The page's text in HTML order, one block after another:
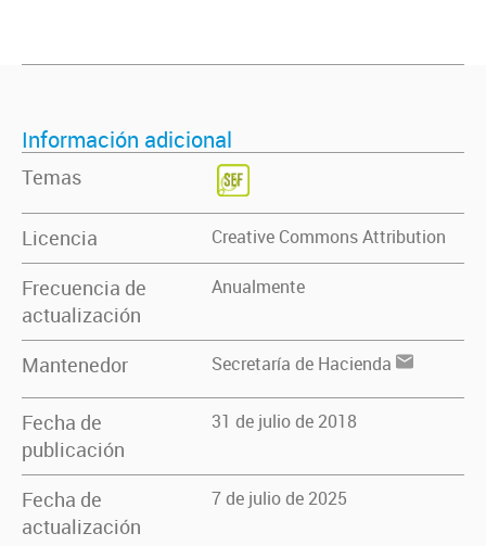
Información adicional
Temas
Licencia Creative Commons Attribution
Frecuencia de
actualización
Anualmente
Mantenedor Secretaría de Hacienda
Fecha de
publicación
31 de julio de 2018
Fecha de
actualización
7 de julio de 2025